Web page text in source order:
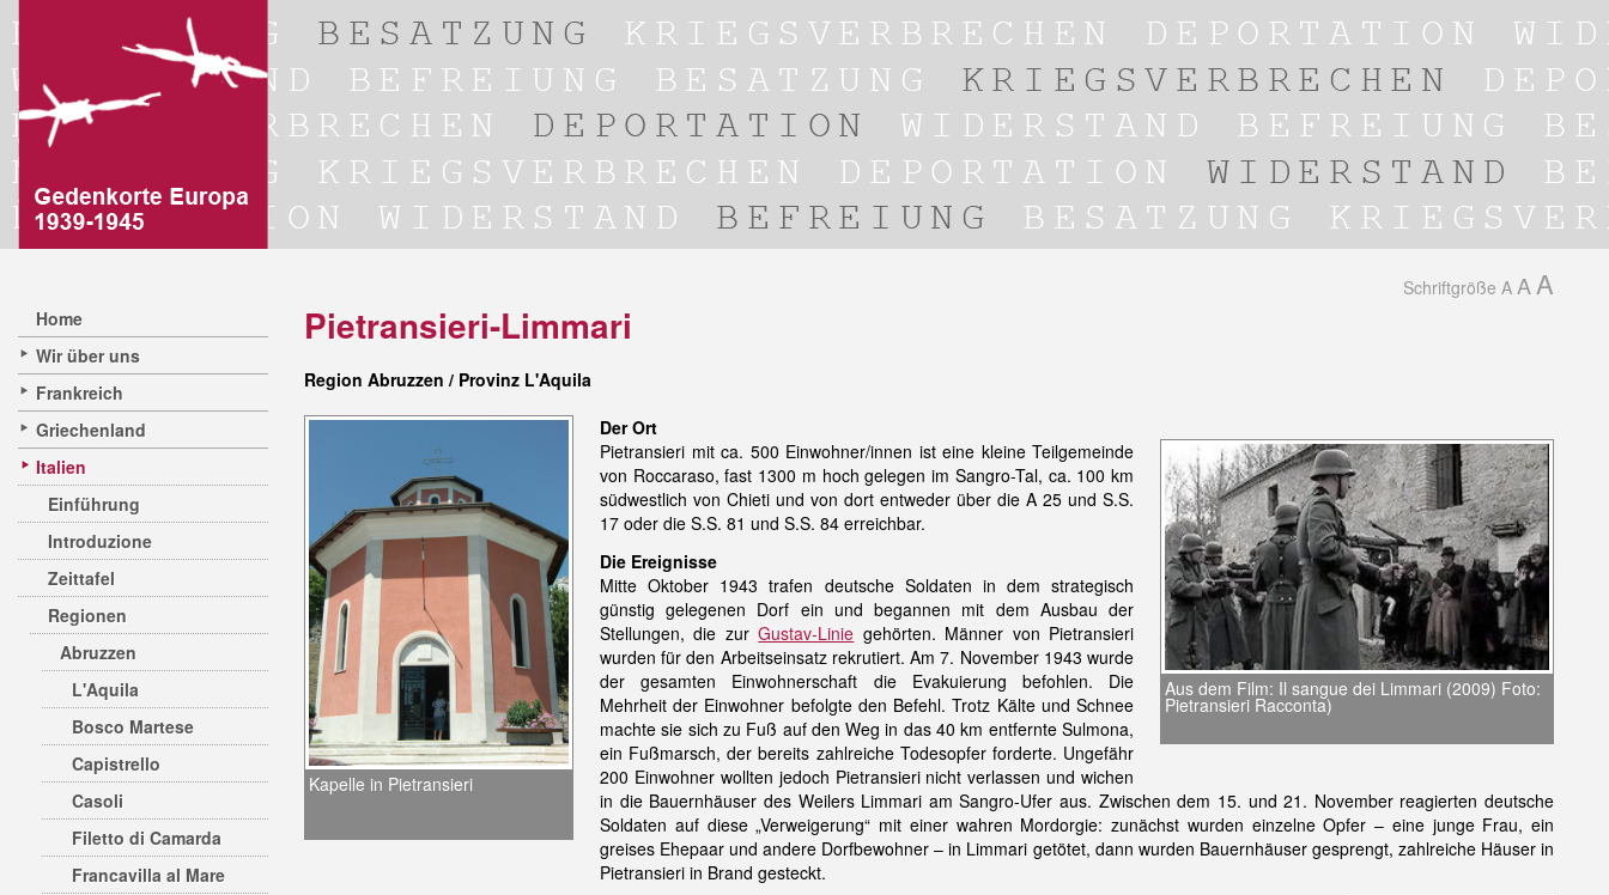
Home
Wir über uns
Frankreich
Griechenland
Italien
Einführung
Introduzione
Zeittafel
Regionen
Abruzzen
L'Aquila
Bosco Martese
Capistrello
Casoli
Filetto di Camarda
Francavilla al Mare
Schriftgröße A A A
Pietransieri-Limmari
Region Abruzzen / Provinz L'Aquila
Kapelle in Pietransieri
Der Ort
Aus dem Film: Il sangue dei Limmari (2009) Foto:
Pietransieri Racconta)
Pietransieri mit ca. 500 Einwohner/innen ist eine kleine Teilgemeinde
von Roccaraso, fast 1300 m hoch gelegen im Sangro-Tal, ca. 100 km
südwestlich von Chieti und von dort entweder über die A 25 und S.S.
17 oder die S.S. 81 und S.S. 84 erreichbar.
Die Ereignisse
Mitte Oktober 1943 trafen deutsche Soldaten in dem strategisch
günstig gelegenen Dorf ein und begannen mit dem Ausbau der
Stellungen, die zurGustav-Linie gehörten. Männer von Pietransieri
wurden für den Arbeitseinsatz rekrutiert. Am 7. November 1943 wurde
der gesamten Einwohnerschaft die Evakuierung befohlen. Die
Mehrheit der Einwohner befolgte den Befehl. Trotz Kälte und Schnee
machte sie sich zu Fuß auf den Weg in das 40 km entfernte Sulmona,
ein Fußmarsch, der bereits zahlreiche Todesopfer forderte. Ungefähr
200 Einwohner wollten jedoch Pietransieri nicht verlassen und wichen
in die Bauernhäuser des Weilers Limmari am Sangro-Ufer aus. Zwischen dem 15. und 21. November reagierten deutsche
Soldaten auf diese „Verweigerung“ mit einer wahren Mordorgie: zunächst wurden einzelne Opfer – eine junge Frau, ein
greises Ehepaar und andere Dorfbewohner – in Limmari getötet, dann wurden Bauernhäuser gesprengt, zahlreiche Häuser in
Pietransieri in Brand gesteckt.